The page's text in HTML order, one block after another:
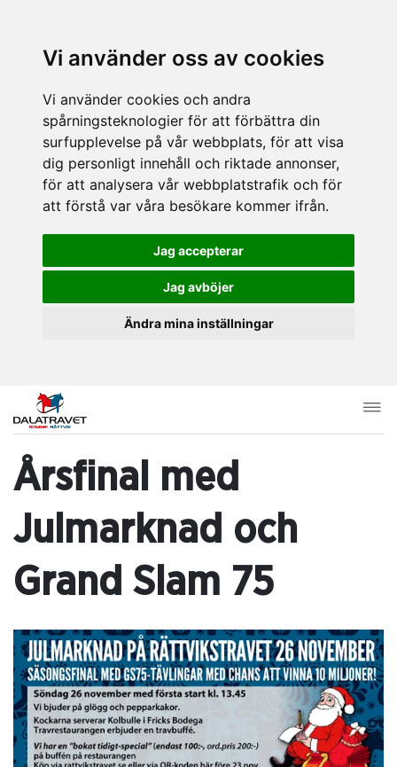
Vi använder oss av cookies
Vi använder cookies och andra
spårningsteknologier för att förbättra din
surfupplevelse på vår webbplats, för att visa
dig personligt innehåll och riktade annonser,
för att analysera vår webbplatstrafik och för
att förstå var våra besökare kommer ifrån.
Jag accepterar
Jag avböjer
Ändra mina inställningar
Årsfinal med
Julmarknad och
Grand Slam 75